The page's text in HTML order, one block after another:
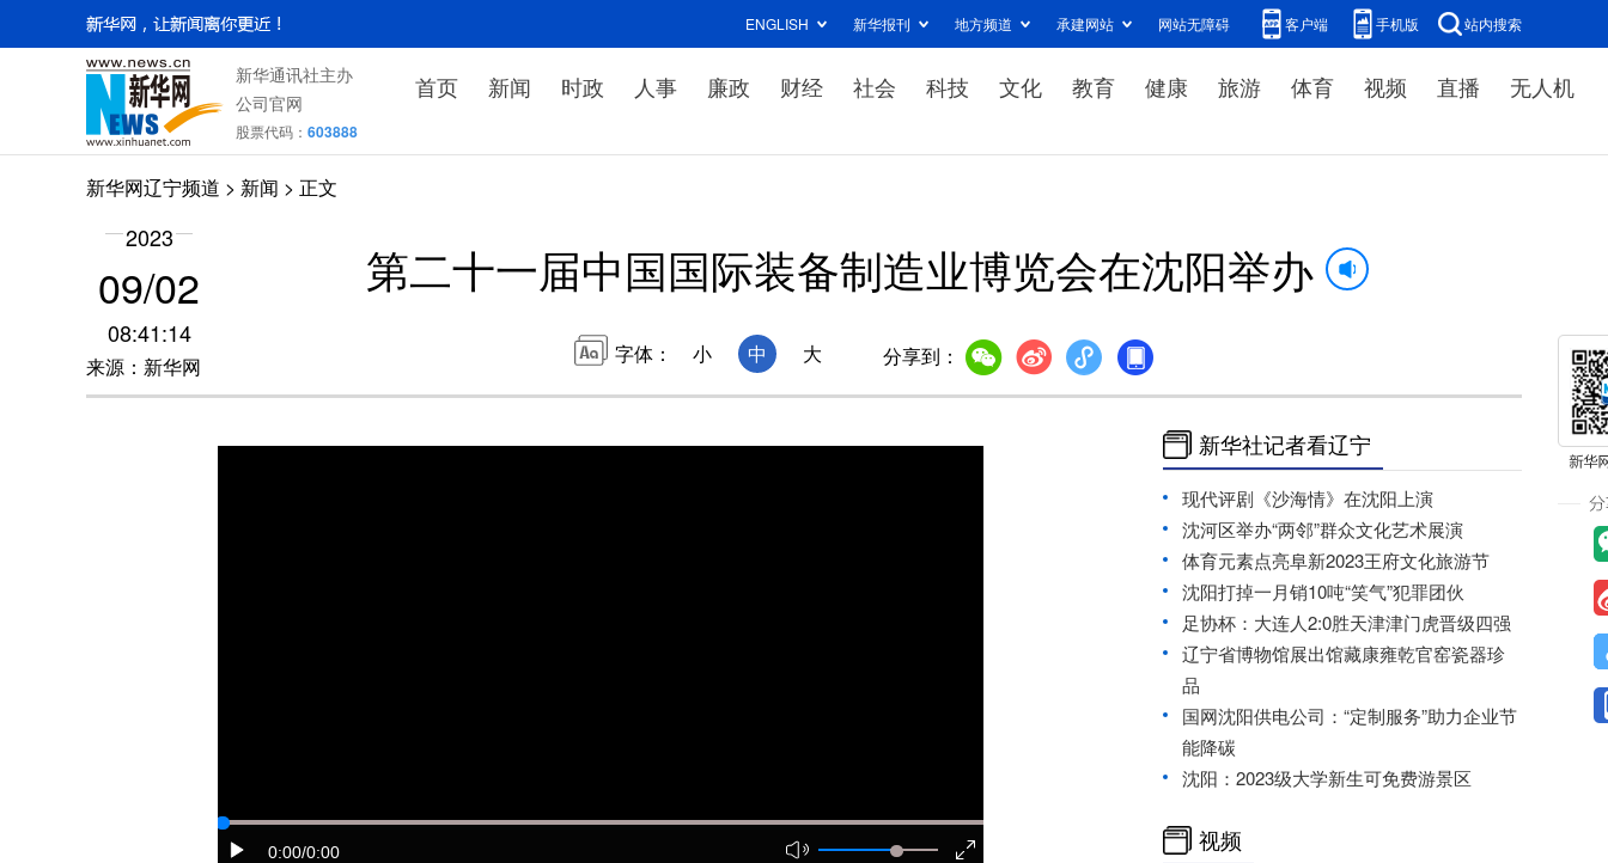
ENGLISH 新华报刊 地方频道 承建网站 网站无障碍 客户端 手机版 站内搜索
新华通讯社主办
公司官网
股票代码： 603888
首页 新闻 时政 人事 廉政 财经 社会 科技 文化 教育 健康 旅游 体育 视频 直播 无人机
新华网辽宁频道 > 新闻 > 正文
2023
09/02
08:41:14
来源：新华网
第二十一届中国国际装备制造业博览会在沈阳举办
字体： 小 中 大 分享到：
0:00/0:00
新华社记者看辽宁
现代评剧《沙海情》在沈阳上演
沈河区举办“两邻”群众文化艺术展演
体育元素点亮阜新2023王府文化旅游节
沈阳打掉一月销10吨“笑气”犯罪团伙
足协杯：大连人2:0胜天津津门虎晋级四强
辽宁省博物馆展出馆藏康雍乾官窑瓷器珍
品
国网沈阳供电公司：“定制服务”助力企业节
能降碳
沈阳：2023级大学新生可免费游景区
视频